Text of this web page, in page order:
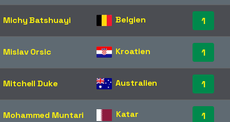
Michy Batshuayi Belgien 1
Mislav Orsic Kroatien 1
Mitchell Duke Australien 1
Mohammed Muntari Katar 1